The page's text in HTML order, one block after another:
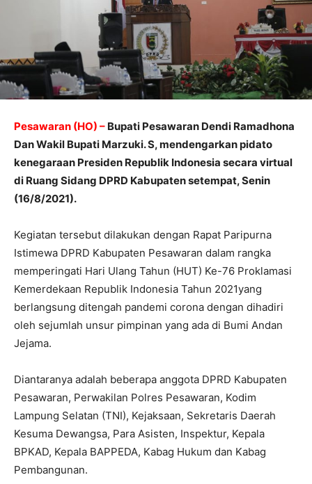
Pesawaran (HO) – Bupati Pesawaran Dendi Ramadhona
Dan Wakil Bupati Marzuki. S, mendengarkan pidato
kenegaraan Presiden Republik Indonesia secara virtual
di Ruang Sidang DPRD Kabupaten setempat, Senin
(16/8/2021).
Kegiatan tersebut dilakukan dengan Rapat Paripurna
Istimewa DPRD Kabupaten Pesawaran dalam rangka
memperingati Hari Ulang Tahun (HUT) Ke-76 Proklamasi
Kemerdekaan Republik Indonesia Tahun 2021yang
berlangsung ditengah pandemi corona dengan dihadiri
oleh sejumlah unsur pimpinan yang ada di Bumi Andan
Jejama.
Diantaranya adalah beberapa anggota DPRD Kabupaten
Pesawaran, Perwakilan Polres Pesawaran, Kodim
Lampung Selatan (TNI), Kejaksaan, Sekretaris Daerah
Kesuma Dewangsa, Para Asisten, Inspektur, Kepala
BPKAD, Kepala BAPPEDA, Kabag Hukum dan Kabag
Pembangunan.